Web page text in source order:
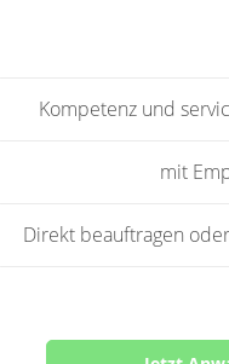
Kompetenz und
mit
Direkt beauftragen